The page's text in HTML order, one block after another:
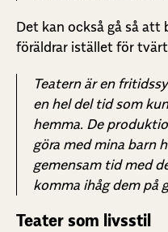
Det kan också gå så att
föräldrar istället för
Teatern är en
en hel del tid som
hemma. De
göra med mina barn
gemensam tid med
komma ihåg dem på
Teater som livsstil